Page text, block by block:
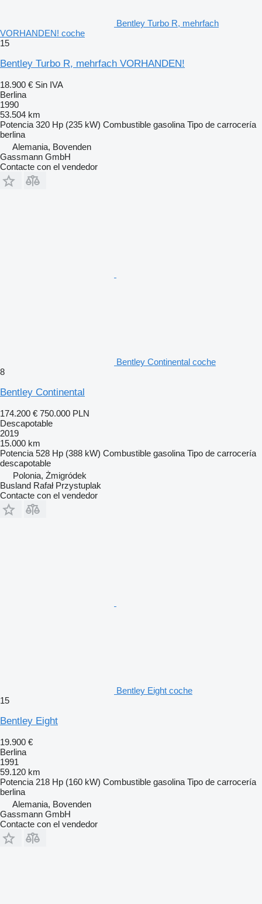
Bentley Turbo R, mehrfach
VORHANDEN! coche
15
Bentley Turbo R, mehrfach VORHANDEN!
18.900 € Sin IVA
Berlina
1990
53.504 km
Potencia 320 Hp (235 kW) Combustible gasolina Tipo de carrocería
berlina
Alemania, Bovenden
Gassmann GmbH
Contacte con el vendedor
Bentley Continental coche
8
Bentley Continental
174.200 € 750.000 PLN
Descapotable
2019
15.000 km
Potencia 528 Hp (388 kW) Combustible gasolina Tipo de carrocería
descapotable
Polonia, Żmigródek
Busland Rafał Przystuplak
Contacte con el vendedor
Bentley Eight coche
15
Bentley Eight
19.900 €
Berlina
1991
59.120 km
Potencia 218 Hp (160 kW) Combustible gasolina Tipo de carrocería
berlina
Alemania, Bovenden
Gassmann GmbH
Contacte con el vendedor